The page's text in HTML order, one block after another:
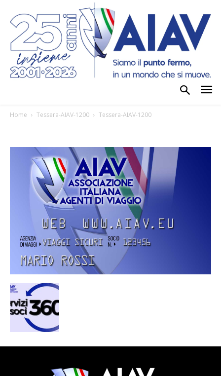
Home Tessera-AIAV-1200 Tessera-AIAV-1200